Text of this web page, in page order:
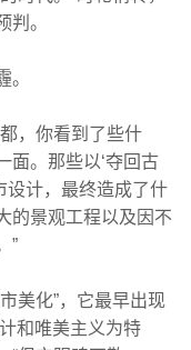
判。
，你看到了些什
面。那些以‘夺回古
设计，最终造成了什
的景观工程以及因不
”
化”，它最早出现
和唯美主义为特